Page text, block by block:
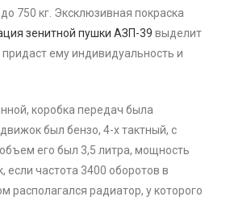
750 кг. Эксклюзивная покраска
зенитной пушки АЗП-39 выделит
ему индивидуальность и
коробка передач была
был бензо, 4-х тактный, с
его был 3,5 литра, мощность
если частота 3400 оборотов в
располагался радиатор, у которого